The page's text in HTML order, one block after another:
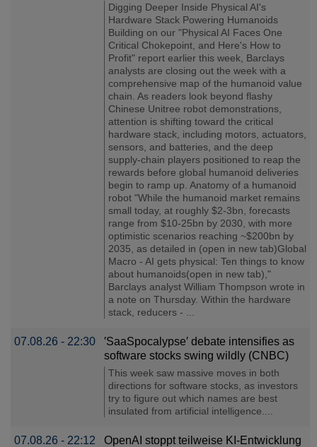
Digging Deeper Inside Physical AI's
Hardware Stack Powering Humanoids
Building on our "Physical AI Faces One
Critical Chokepoint, and Here's How to
Profit" report earlier this week, Barclays
analysts are closing out the week with a
comprehensive map of the humanoid value
chain. As readers look beyond flashy
Chinese Unitree robot demonstrations,
attention is shifting toward the critical
hardware stack, including motors, actuators,
sensors, and batteries, and the deep
supply-chain players positioned to reap the
rewards before global humanoid deliveries
begin to ramp up. Anatomy of a humanoid
robot "While the humanoid market remains
small today, at roughly $2-3bn, forecasts
range from $10-25bn by 2030, with more
optimistic scenarios reaching ~$200bn by
2035, as detailed in (open in new tab)Global
Macro - AI gets physical: Ten things to know
about humanoids(open in new tab),"
Barclays analyst William Thompson wrote in
a note on Thursday. Within the hardware
stack, reducers - ...
07.08.26 - 22:30
′SaaSpocalypse′ debate intensifies as
software stocks swing wildly (CNBC)
This week saw massive moves in both
directions for software stocks, as investors
try to figure out which names are best
insulated from artificial intelligence....
07.08.26 - 22:12
OpenAI stoppt teilweise KI-Entwicklung